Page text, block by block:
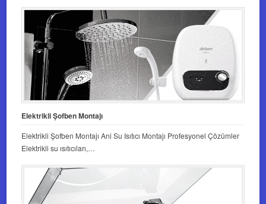
Elektrikli Şofben Montajı
Elektrikli Şofben Montajı Ani Su Isıtıcı Montajı Profesyonel Çözümler
Elektrikli su ısıtıcıları,…